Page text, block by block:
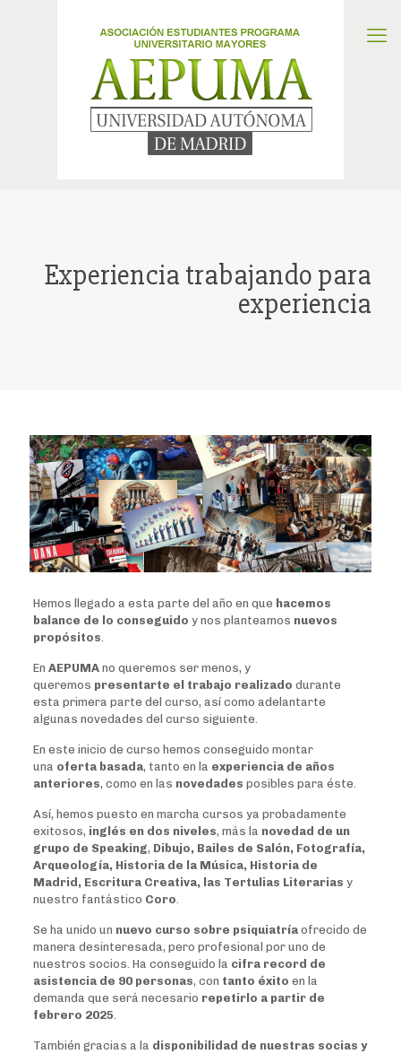
Experiencia trabajando para
experiencia
Hemos llegado a esta parte del año en que hacemos
balance de lo conseguido y nos planteamos nuevos
propósitos
En AEPUMAno queremos ser menos, y
queremos presentarte el trabajo realizado durante
esta primera parte del curso, así como adelantarte
algunas novedades del curso siguiente.
En este inicio de curso hemos conseguido montar
una oferta basada, tanto en la experiencia de años
anteriores, como en las novedades posibles para éste.
Así, hemos puesto en marcha cursos ya probadamente
exitosos, inglés en dos niveles, más la novedad de un
grupo de Speaking, Dibujo, Bailes de Salón, Fotografía,
Arqueología, Historia de la Música, Historia de
Madrid, Escritura Creativa, las Tertulias Literarias y
nuestro fantástico Coro
Se ha unido un nuevo curso sobre psiquiatríaofrecido de
manera desinteresada, pero profesional por uno de
nuestros socios. Ha conseguido la cifra record de
asistencia de 90 personas, con tanto éxito en la
demanda que será necesario repetirlo a partir de
febrero 2025
También gracias a la disponibilidad de nuestras socias y